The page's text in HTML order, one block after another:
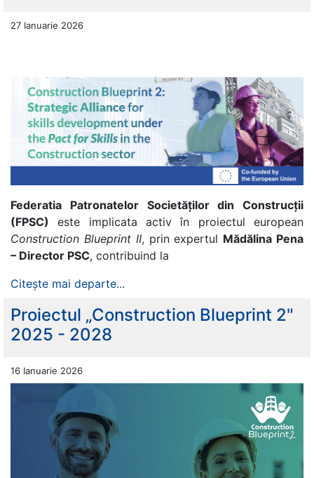
27 Ianuarie 2026
Federatia Patronatelor Societăților din Construcții
(FPSC) este implicata activ în proiectul european
Construction Blueprint II, prin expertul Mădălina Pena
– Director PSC, contribuind la
Citește mai departe...
Proiectul „Construction Blueprint 2"
2025 - 2028
16 Ianuarie 2026